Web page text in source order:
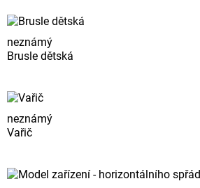
neznámý
Brusle dětská
neznámý
Vařič